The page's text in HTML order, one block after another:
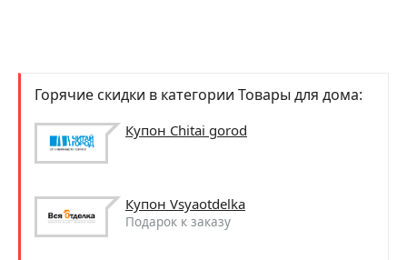
Горячие скидки в категории Товары для дома:
Купон Chitai gorod
Купон Vsyaotdelka
Подарок к заказу